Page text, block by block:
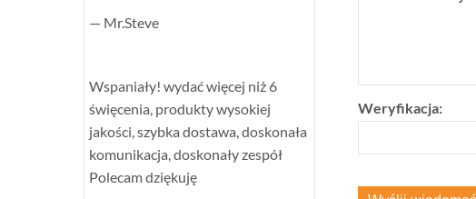
Weryfikacja:
— Mr.Steve
Wspaniały! wydać więcej niż 6
święcenia, produkty wysokiej
jakości, szybka dostawa, doskonała
komunikacja, doskonały zespół
Polecam dziękuję